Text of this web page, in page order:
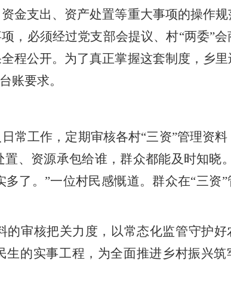
金支出、资产处置等重大事项的操作规
，必须经过党支部会提议、村“两委”
程公开。为了真正掌握这套制度，乡
账要求。
常工作，定期审核各村“三资”管理资
、资源承包给谁，群众都能及时知晓
了。”一位村民感慨道。群众在“三资”
的审核把关力度，以常态化监管守护好
生的实事工程，为全面推进乡村振兴筑